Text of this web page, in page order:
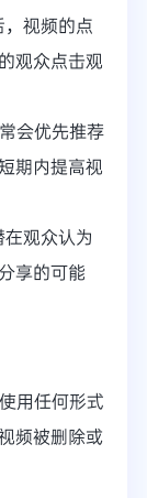
视频的点
观众点击观
会优先推荐
期内提高视
观众认为
享的可能
用任何形式
频被删除或